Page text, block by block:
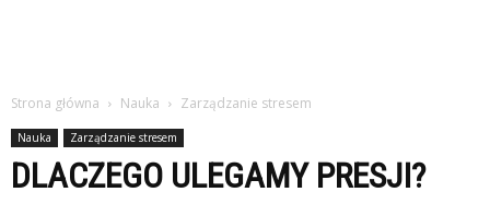
Strona główna Nauka Zarządzanie stresem
Nauka Zarządzanie stresem
DLACZEGO ULEGAMY PRESJI?